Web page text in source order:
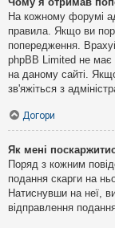
На кожному форумі
правила. Якщо ви
попередження.
phpBB Limited не має
на даному сайті.
зв'яжіться з
Догори
Як мені
Поряд з кожним
подання скарги на
Натиснувши на неї,
відправлення